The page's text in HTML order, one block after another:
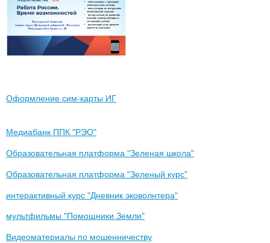
Оформление сим-карты ИГ
Медиабанк ППК "РЭО"
Образовательная платформа "Зеленая школа"
Образовательная платформа "Зеленый курс"
интерактивный курс "Дневник эковолнтера"
мультфильмы "Помощники Земли"
Видеоматериалы по мошенничеству